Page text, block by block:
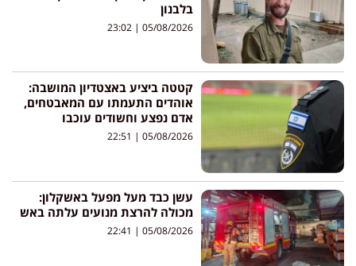
בלבנון
05/08/2026
קטטה ביציע באצטדיון המושבה:
אוהדים התעמתו עם המאבטחים,
אדם נפצע וחשודים עוכבו
05/08/2026
עשן כבד מעל מפעל באשקלון:
מכולה להרצת מנועים עלתה באש
05/08/2026